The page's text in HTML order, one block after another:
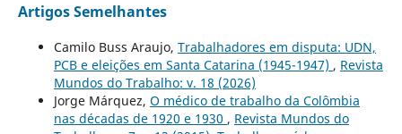
Artigos Semelhantes
Camilo Buss Araujo, Trabalhadores em disputa: UDN,
PCB e eleições em Santa Catarina (1945-1947) , Revista
Mundos do Trabalho: v. 18 (2026)
Jorge Márquez, O médico de trabalho da Colômbia
nas décadas de 1920 e 1930 , Revista Mundos do